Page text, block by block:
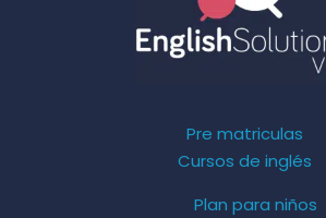
Pre matriculas
Cursos de inglés
Plan para niños